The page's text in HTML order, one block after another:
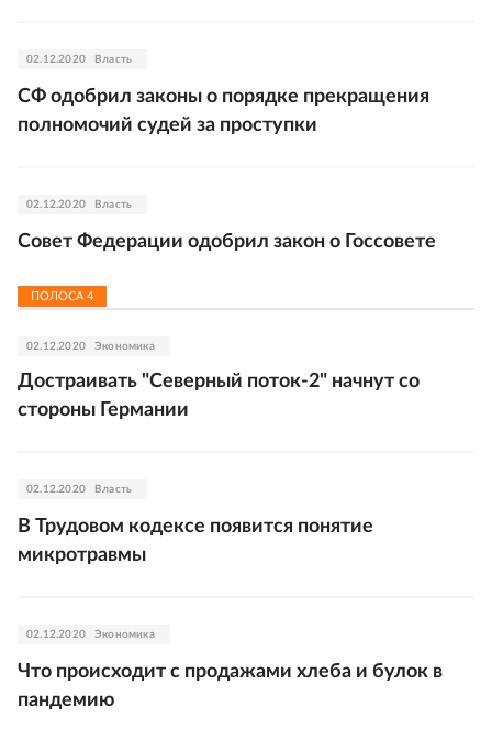
02.12.2020 Власть
СФ одобрил законы о порядке прекращения
полномочий судей за проступки
02.12.2020 Власть
Совет Федерации одобрил закон о Госсовете
ПОЛОСА 4
02.12.2020 Экономика
Достраивать "Северный поток-2" начнут со
стороны Германии
02.12.2020 Власть
В Трудовом кодексе появится понятие
микротравмы
02.12.2020 Экономика
Что происходит с продажами хлеба и булок в
пандемию